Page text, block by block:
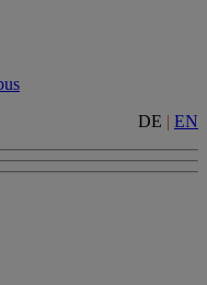
DE | EN